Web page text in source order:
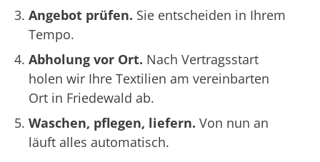
Angebot prüfen. Sie entscheiden in Ihrem
Tempo.
Abholung vor Ort. Nach Vertragsstart
holen wir Ihre Textilien am vereinbarten
Ort in Friedewald ab.
Waschen, pflegen, liefern. Von nun an
läuft alles automatisch.